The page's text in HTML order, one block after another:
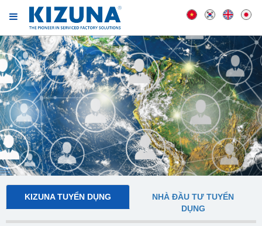
KIZUNA TUYỂN DỤNG
NHÀ ĐẦU TƯ TUYỂN
DỤNG